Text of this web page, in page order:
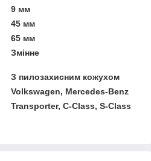
9 мм
45 мм
65 мм
Змінне
З пилозахисним кожухом
Volkswagen, Mercedes-Benz
Transporter, C-Class, S-Class